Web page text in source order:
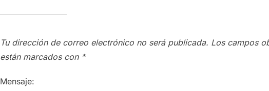
Tu dirección de correo electrónico no será publicada. Los campos
están marcados con *
Mensaje: